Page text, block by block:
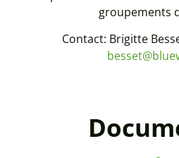
groupements
Contact: Brigitte